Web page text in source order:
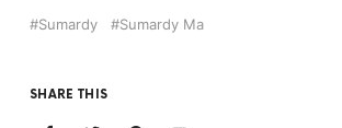
Sumardy Sumardy Ma
SHARE THIS